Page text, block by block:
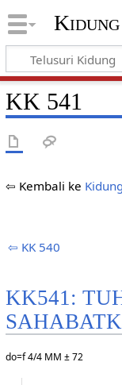
Kidung
KK 541
⇦ Kembali ke
⇦ KK 540
KK541:
do=f 4/4 MM ± 72